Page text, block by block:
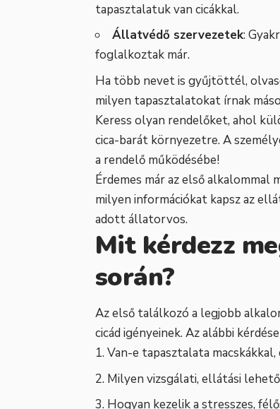
tapasztalatuk van cicákkal.
Állatvédő szervezetek:
foglalkoztak már.
Ha több nevet is gyűjtöttél,
milyen tapasztalatokat írnak
Keress olyan rendelőket, ahol
cica-barát környezetre. A
a rendelő működésébe!
Érdemes már az első alkalommal
milyen információkat kapsz az
adott állatorvos.
Mit kérdezz
során?
Az első találkozó a legjobb
cicád igényeinek. Az alábbi
Van-e tapasztalata
Milyen vizsgálati, ellátási
Hogyan kezelik a stresszes,